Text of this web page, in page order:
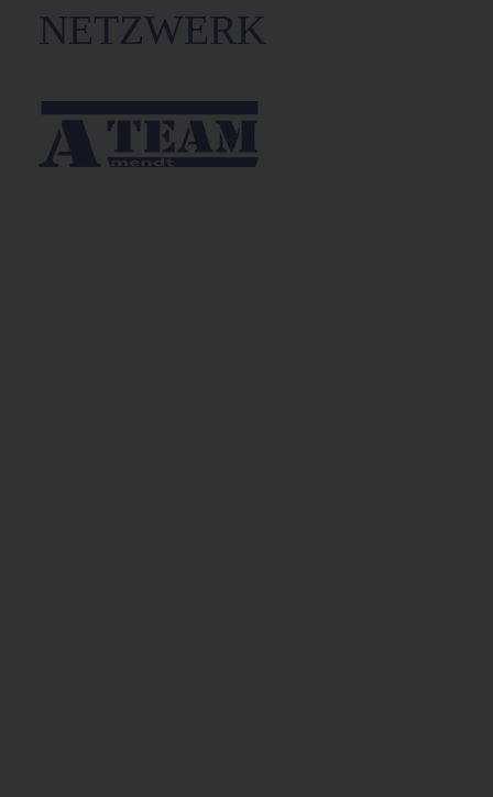
NETZWERK